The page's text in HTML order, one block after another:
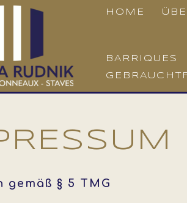
gemäß § 5 TMG
HOME
BARRIQUES